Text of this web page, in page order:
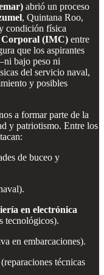
abrió un proceso
, Quintana Roo,
condición física
Corporal (IMC) entre
que los aspirantes
bajo peso ni
del servicio naval,
y posibles
a formar parte de la
y patriotismo. Entre los
de buceo y
en electrónica
tecnológicos).
en embarcaciones).
(reparaciones técnicas